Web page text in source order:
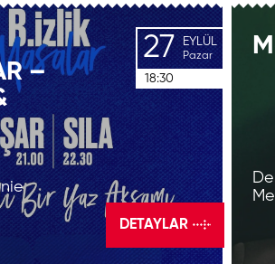
–
27 EYLÜL
Pazar
18:30
DETAYLAR